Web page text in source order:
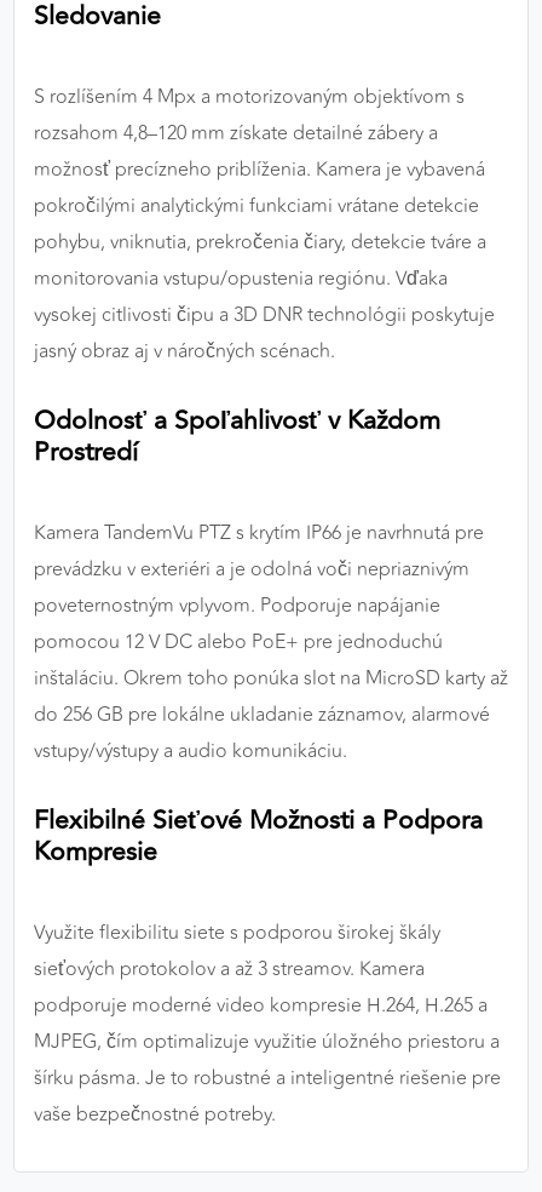
Sledovanie
S rozlíšením 4 Mpx a motorizovaným objektívom s
rozsahom 4,8–120 mm získate detailné zábery a
možnosť precízneho priblíženia. Kamera je vybavená
pokročilými analytickými funkciami vrátane detekcie
pohybu, vniknutia, prekročenia čiary, detekcie tváre a
monitorovania vstupu/opustenia regiónu. Vďaka
vysokej citlivosti čipu a 3D DNR technológii poskytuje
jasný obraz aj v náročných scénach.
Odolnosť a Spoľahlivosť v Každom
Prostredí
Kamera TandemVu PTZ s krytím IP66 je navrhnutá pre
prevádzku v exteriéri a je odolná voči nepriaznivým
poveternostným vplyvom. Podporuje napájanie
pomocou 12 V DC alebo PoE+ pre jednoduchú
inštaláciu. Okrem toho ponúka slot na MicroSD karty až
do 256 GB pre lokálne ukladanie záznamov, alarmové
vstupy/výstupy a audio komunikáciu.
Flexibilné Sieťové Možnosti a Podpora
Kompresie
Využite flexibilitu siete s podporou širokej škály
sieťových protokolov a až 3 streamov. Kamera
podporuje moderné video kompresie H.264, H.265 a
MJPEG, čím optimalizuje využitie úložného priestoru a
šírku pásma. Je to robustné a inteligentné riešenie pre
vaše bezpečnostné potreby.